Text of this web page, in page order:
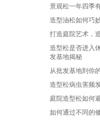
景观松一年四季
造型油松如何巧
打造庭院艺术，
造型松是否进入
发基地揭秘
从批发基地到你
造型松病虫害频
庭院造型松如何
如何通过不同的